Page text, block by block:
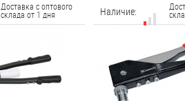
Доставка с оптового
склада от 1 дня Наличие:
Доставка с оптового Доставка с оптового
склада от 1 дня